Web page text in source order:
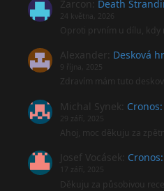
Zarcon Death
24 května, 2026
Oproti prvním u dílu, kdy
Alexander Desková
9 října, 2025
Zdravím mám tuto
Michal Synek
29 září, 2025
Ahoj, moc děkuju za
Josef Vocásek
17 září, 2025
Děkuju za působivou